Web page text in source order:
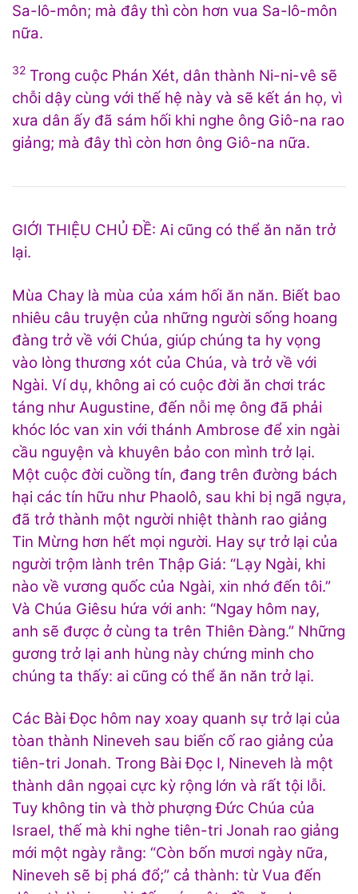
Sa-lô-môn; mà đây thì còn hơn vua Sa-lô-môn
nữa.
32 Trong cuộc Phán Xét, dân thành Ni-ni-vê sẽ
chỗi dậy cùng với thế hệ này và sẽ kết án họ, vì
xưa dân ấy đã sám hối khi nghe ông Giô-na rao
giảng; mà đây thì còn hơn ông Giô-na nữa.
GIỚI THIỆU CHỦ ĐỀ: Ai cũng có thể ăn năn trở
lại.
Mùa Chay là mùa của xám hối ăn năn. Biết bao
nhiêu câu truyện của những người sống hoang
đàng trở về với Chúa, giúp chúng ta hy vọng
vào lòng thương xót của Chúa, và trở về với
Ngài. Ví dụ, không ai có cuộc đời ăn chơi trác
táng như Augustine, đến nỗi mẹ ông đã phải
khóc lóc van xin với thánh Ambrose để xin ngài
cầu nguyện và khuyên bảo con mình trở lại.
Một cuộc đời cuồng tín, đang trên đường bách
hại các tín hữu như Phaolô, sau khi bị ngã ngựa,
đã trở thành một người nhiệt thành rao giảng
Tin Mừng hơn hết mọi người. Hay sự trở lại của
người trộm lành trên Thập Giá: “Lạy Ngài, khi
nào về vương quốc của Ngài, xin nhớ đến tôi.”
Và Chúa Giêsu hứa với anh: “Ngay hôm nay,
anh sẽ được ở cùng ta trên Thiên Đàng.” Những
gương trở lại anh hùng này chứng minh cho
chúng ta thấy: ai cũng có thể ăn năn trở lại.
Các Bài Đọc hôm nay xoay quanh sự trở lại của
tòan thành Nineveh sau biến cố rao giảng của
tiên-tri Jonah. Trong Bài Đọc I, Nineveh là một
thành dân ngọai cực kỳ rộng lớn và rất tội lỗi.
Tuy không tin và thờ phượng Đức Chúa của
Israel, thế mà khi nghe tiên-tri Jonah rao giảng
mới một ngày rằng: “Còn bốn mươi ngày nữa,
Nineveh sẽ bị phá đổ;” cả thành: từ Vua đến